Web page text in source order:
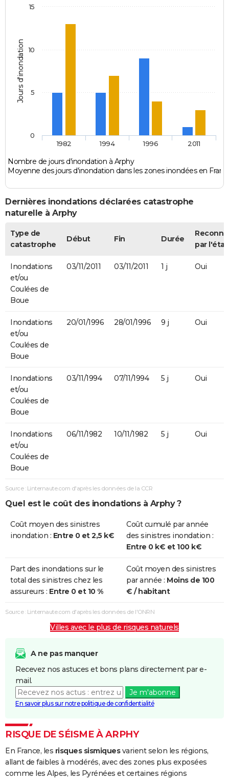
Jours d'inondation
Nombre de jours d'inondation à Arphy
Moyenne des jours d'inondation dans les zones inondées en
1982 1994 1996 2011
0
5
10
15
Dernières inondations déclarées catastrophe
naturelle à Arphy
Type de
catastrophe
Début Fin Durée
par l'état
Inondations
et/ou
Coulées de
Boue
03/11/2011 03/11/2011 1 j Oui
Inondations
et/ou
Coulées de
Boue
20/01/1996 28/01/1996 9 j Oui
Inondations
et/ou
Coulées de
Boue
03/11/1994 07/11/1994 5 j Oui
Inondations
et/ou
Coulées de
Boue
06/11/1982 10/11/1982 5 j Oui
Source : Linternaute.com d'après les données de la CCR
Quel est le coût des inondations à Arphy ?
Coût moyen des sinistres
inondation : Entre 0 et 2,5 k€
Coût cumulé par année
des sinistres inondation :
Entre 0 k€ et 100 k€
Part des inondations sur le
total des sinistres chez les
assureurs : Entre 0 et 10 %
Coût moyen des sinistres
par année : Moins de 100
€ / habitant
Source : Linternaute.com d'après les données de l'ONRN
Villes avec le plus de risques naturels
A ne pas manquer
Recevez nos astuces et bons plans directement par e-
mail.
Je m'abonne
En savoir plus sur notre politique de confidentialité
RISQUE DE SÉISME À ARPHY
En France, les risques sismiquesvarient selon les régions,
allant de faibles à modérés, avec des zones plus exposées
comme les Alpes, les Pyrénées et certaines régions